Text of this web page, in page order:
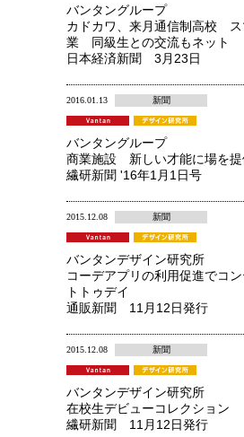
バンタングループ
カドカワ、来月通信制高校 ス
業 同級生との交流もネット
日本経済新聞 3月23日
2016.01.13 新聞
バンタングループ
商業施設 新しい才能に場を提
繊研新聞 '16年1月1日号
2015.12.08 新聞
バンタンデザイン研究所
コーデアプリの利用促進でコ
トトゥデイ
通販新聞 11月12日発行
2015.12.08 新聞
バンタンデザイン研究所
在校生デビューコレクション
繊研新聞 11月12日発行